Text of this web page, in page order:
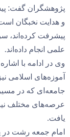
پژوهشگران گفت:
و هدایت نخبگان
پیشرفت کرده‌اند،
علمی انجام داده‌اند.
وی در ادامه با
آموزه‌های اسلامی
جامعه‌ای که در
عرصه‌های مختلف
یافت.
امام جمعه رشت در